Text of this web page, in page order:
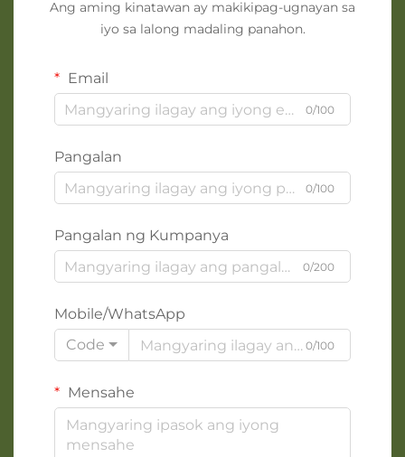
Ang aming kinatawan ay makikipag-ugnayan sa
iyo sa lalong madaling panahon.
Email
0/100
Pangalan
0/100
Pangalan ng Kumpanya
0/200
Mobile/WhatsApp
Code
0/100
Mensahe